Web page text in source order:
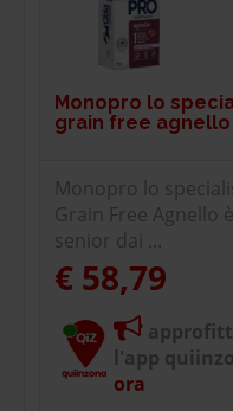
Monopro lo
grain free
Monopro lo
Grain Free Agnello
senior dai ...
€ 58,79
l'app
ora